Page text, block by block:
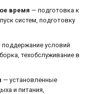
время — подготовка к
систем, подготовку
поддержание условий
техобслуживание в
— установленные
и питания,